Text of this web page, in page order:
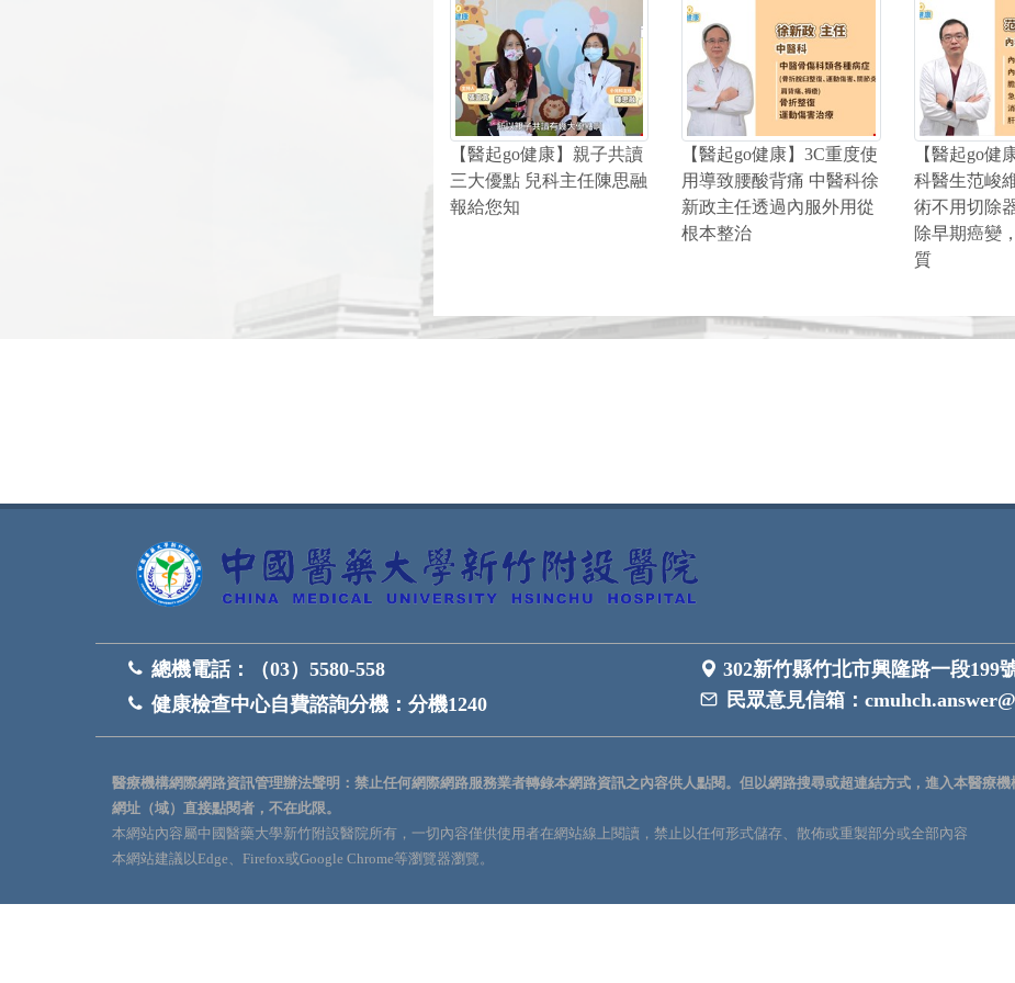
【醫起go健康】親子共讀
三大優點 兒科主任陳思融
報給您知
【醫起go健康】3C重度使
用導致腰酸背痛 中醫科徐
新政主任透過內服外用從
根本整治
【醫起go健
科醫生范峻
術不用切除
除早期癌變
質
總機電話：
（03）5580-558
健康檢查中心自費諮詢分機： 分機1240
302新竹縣竹北市興隆路一段199
民眾意見信箱：
醫療機構網際網路資訊管理辦法聲明：禁止任何網際網路服務業者轉錄本網路資訊之內容供人點閱。但以網路搜尋或超連結方式，進入本醫療機
網址（域）直接點閱者，不在此限。
本網站內容屬中國醫藥大學新竹附設醫院所有，一切內容僅供使用者在網站線上閱讀，禁止以任何形式儲存、散佈或重製部分或全部內容
本網站建議以Edge、Firefox或Google Chrome等瀏覽器瀏覽。